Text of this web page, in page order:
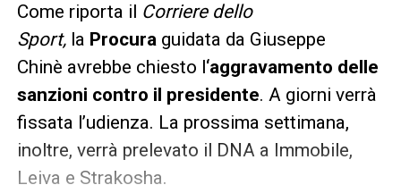
Come riporta il Corriere dello
Sport,la Procuraguidata da Giuseppe
Chinè avrebbe chiesto l‘aggravamento delle
sanzioni contro il presidente. A giorni verrà
fissata l’udienza. La prossima settimana,
inoltre, verrà prelevato il DNA a Immobile,
Leiva e Strakosha.